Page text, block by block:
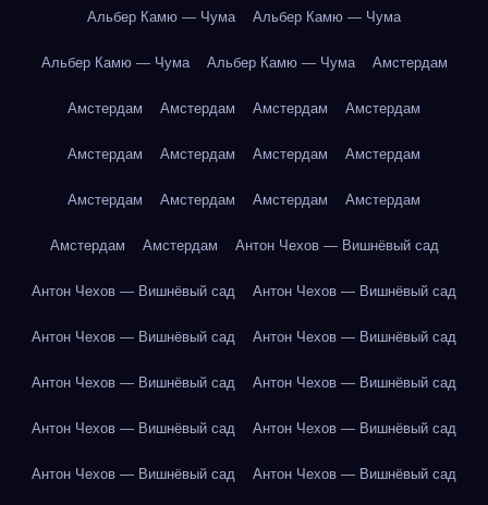
Альбер Камю — Чума Альбер Камю — Чума
Альбер Камю — Чума Альбер Камю — Чума Амстердам
Амстердам Амстердам Амстердам Амстердам
Амстердам Амстердам Амстердам Амстердам
Амстердам Амстердам Амстердам Амстердам
Амстердам Амстердам Антон Чехов — Вишнёвый сад
Антон Чехов — Вишнёвый сад Антон Чехов — Вишнёвый сад
Антон Чехов — Вишнёвый сад Антон Чехов — Вишнёвый сад
Антон Чехов — Вишнёвый сад Антон Чехов — Вишнёвый сад
Антон Чехов — Вишнёвый сад Антон Чехов — Вишнёвый сад
Антон Чехов — Вишнёвый сад Антон Чехов — Вишнёвый сад